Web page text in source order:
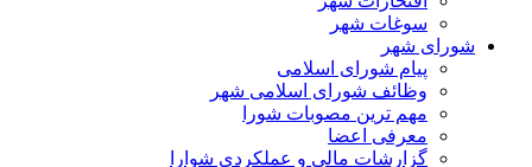
سوغات شهر
شورای شهر
پیام شورای اسلامی
وظائف شورای اسلامی شهر
مهم ترین مصوبات شورا
معرفی اعضا
گزارشات مالی و عملکردی شوارا